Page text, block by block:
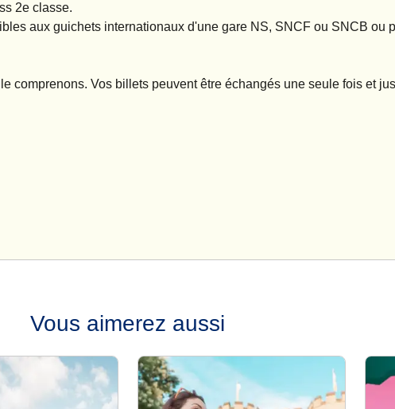
2e classe.
aux guichets internationaux d'une gare NS, SNCF ou SNCB ou
comprenons. Vos billets peuvent être échangés une seule fois et
Vous aimerez aussi